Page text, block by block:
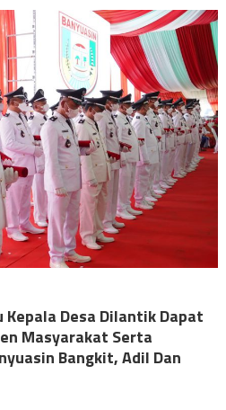
Desa Dilantik Dapat
Masyarakat Serta
Bangkit, Adil Dan